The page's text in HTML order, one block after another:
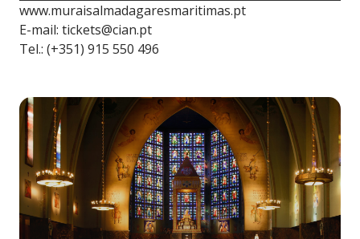
www.muraisalmadagaresmaritimas.pt
E-mail: tickets@cian.pt
Tel.: (+351) 915 550 496